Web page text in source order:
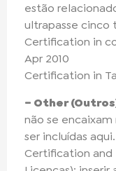
estão
ultrapasse cinco
Certification in
Apr 2010
Certification in
– Other
não se
ser incluídas
Certification and